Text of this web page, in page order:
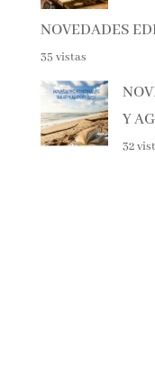
NOVEDADES
35 vistas
Y
32